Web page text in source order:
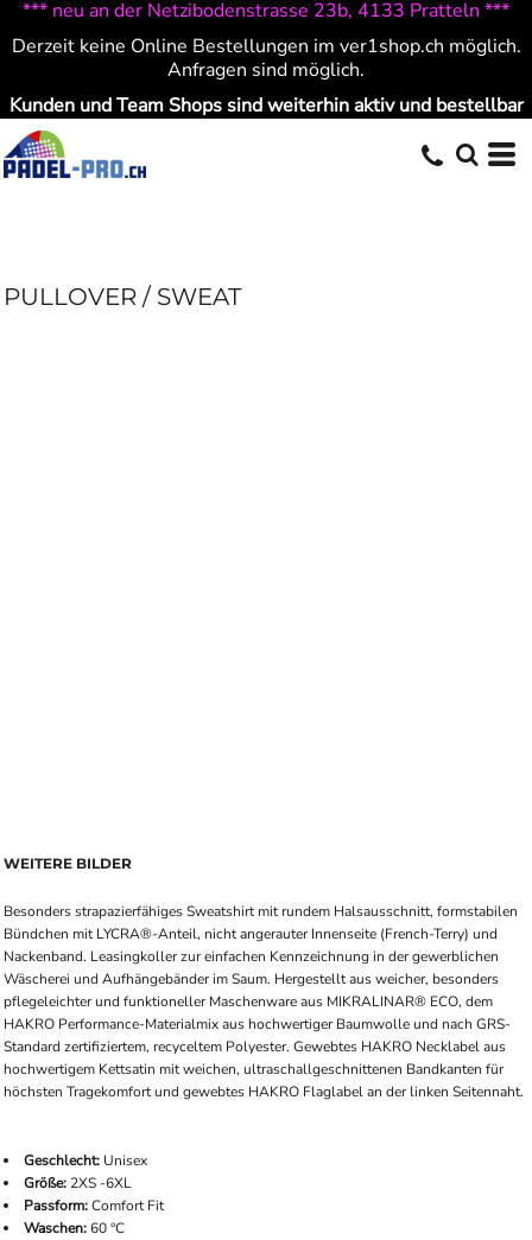
*** neu an der Netzibodenstrasse 23b, 4133 Pratteln ***
Derzeit keine Online Bestellungen im ver1shop.ch möglich.
Anfragen sind möglich.
Kunden und Team Shops sind weiterhin aktiv und bestellbar
PULLOVER / SWEAT
WEITERE BILDER
Besonders strapazierfähiges Sweatshirt mit rundem Halsausschnitt, formstabilen
Bündchen mit LYCRA®-Anteil, nicht angerauter Innenseite (French-Terry) und
Nackenband. Leasingkoller zur einfachen Kennzeichnung in der gewerblichen
Wäscherei und Aufhängebänder im Saum. Hergestellt aus weicher, besonders
pflegeleichter und funktioneller Maschenware aus MIKRALINAR® ECO, dem
HAKRO Performance-Materialmix aus hochwertiger Baumwolle und nach GRS-
Standard zertifiziertem, recyceltem Polyester. Gewebtes HAKRO Necklabel aus
hochwertigem Kettsatin mit weichen, ultraschallgeschnittenen Bandkanten für
höchsten Tragekomfort und gewebtes HAKRO Flaglabel an der linken Seitennaht.
Geschlecht: Unisex
Größe: 2XS -6XL
Passform:Comfort Fit
Waschen:60 °C